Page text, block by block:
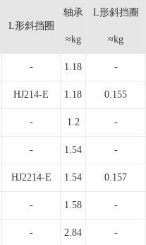
L形斜挡圈
轴承
≈kg
L形斜挡圈
≈kg
- 1.18 -
HJ214-E 1.18 0.155
- 1.2 -
- 1.54 -
HJ2214-E 1.54 0.157
- 1.58 -
- 2.84 -